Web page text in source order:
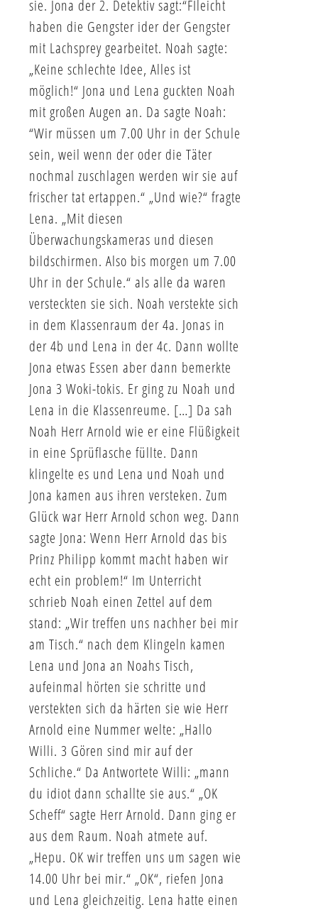
sie. Jona der 2. Detektiv sagt:“FIleicht
haben die Gengster ider der Gengster
mit Lachsprey gearbeitet. Noah sagte:
„Keine schlechte Idee, Alles ist
möglich!“ Jona und Lena guckten Noah
mit großen Augen an. Da sagte Noah:
“Wir müssen um 7.00 Uhr in der Schule
sein, weil wenn der oder die Täter
nochmal zuschlagen werden wir sie auf
frischer tat ertappen.“ „Und wie?“ fragte
Lena. „Mit diesen
Überwachungskameras und diesen
bildschirmen. Also bis morgen um 7.00
Uhr in der Schule.“ als alle da waren
versteckten sie sich. Noah verstekte sich
in dem Klassenraum der 4a. Jonas in
der 4b und Lena in der 4c. Dann wollte
Jona etwas Essen aber dann bemerkte
Jona 3 Woki-tokis. Er ging zu Noah und
Lena in die Klassenreume. […] Da sah
Noah Herr Arnold wie er eine Flüßigkeit
in eine Sprüflasche füllte. Dann
klingelte es und Lena und Noah und
Jona kamen aus ihren versteken. Zum
Glück war Herr Arnold schon weg. Dann
sagte Jona: Wenn Herr Arnold das bis
Prinz Philipp kommt macht haben wir
echt ein problem!“ Im Unterricht
schrieb Noah einen Zettel auf dem
stand: „Wir treffen uns nachher bei mir
am Tisch.“ nach dem Klingeln kamen
Lena und Jona an Noahs Tisch,
aufeinmal hörten sie schritte und
verstekten sich da härten sie wie Herr
Arnold eine Nummer welte: „Hallo
Willi. 3 Gören sind mir auf der
Schliche.“ Da Antwortete Willi: „mann
du idiot dann schallte sie aus.“ „OK
Scheff“ sagte Herr Arnold. Dann ging er
aus dem Raum. Noah atmete auf.
„Hepu. OK wir treffen uns um sagen wie
14.00 Uhr bei mir.“ „OK“, riefen Jona
und Lena gleichzeitig. Lena hatte einen